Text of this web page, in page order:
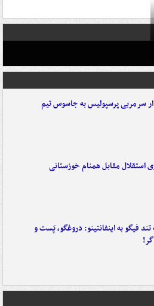
سرمربی پرسپولیس به جاسوس تیم
استقلال مقابل همنام خوزستانی
فیگو به اینفانتینو: دروغگو، پَست‌ و